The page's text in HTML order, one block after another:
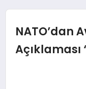
DÜNYA
NATO’dan
Açıklaması